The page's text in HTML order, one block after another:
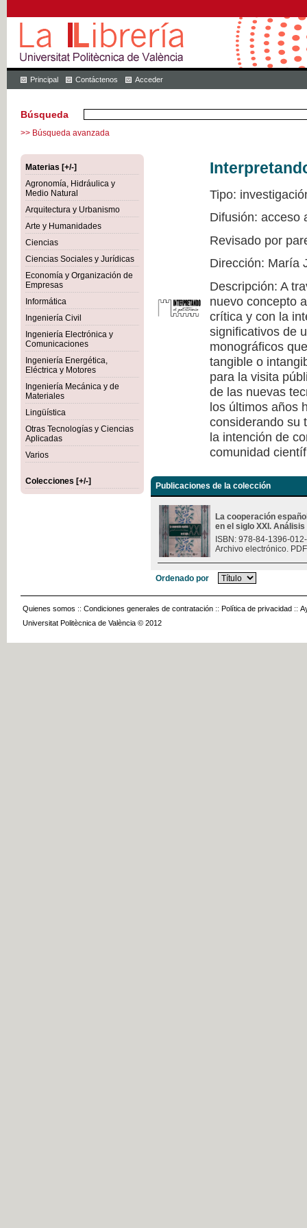
Principal Contáctenos Acceder
Búsqueda
>> Búsqueda avanzada
Materias [+/-]
Agronomía, Hidráulica y
Medio Natural
Arquitectura y Urbanismo
Arte y Humanidades
Ciencias
Ciencias Sociales y Jurídicas
Economía y Organización de
Empresas
Informática
Ingeniería Civil
Ingeniería Electrónica y
Comunicaciones
Ingeniería Energética,
Eléctrica y Motores
Ingeniería Mecánica y de
Materiales
Lingüística
Otras Tecnologías y Ciencias
Aplicadas
Varios
Colecciones [+/-]
Tipo:
Difusión: acceso
Revisado por
Dirección: María
Descripción: A
nuevo concepto
crítica y con la
significativos de
monográficos
tangible o
para la visita
de las nuevas
los últimos años
considerando su
la intención de
comunidad
Publicaciones de la colección
La cooperación
en el siglo XXI.
ISBN: 978-84-1396-
Archivo electrónico.
Ordenado por
Quienes somos :: Condiciones generales de contratación :: Política de privacidad ::
Universitat Politècnica de València © 2012